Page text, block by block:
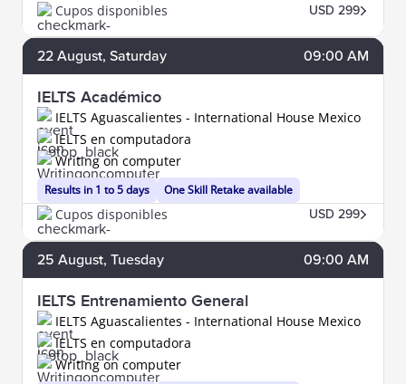
Cupos disponibles USD 299
22 August, Saturday 09:00 AM
IELTS Académico
IELTS Aguascalientes - International House Mexico
Results in 1 to 5 days
IELTS en computadora
Writing on computer
One Skill Retake available
Cupos disponibles USD 299
25 August, Tuesday 09:00 AM
IELTS Entrenamiento General
IELTS Aguascalientes - International House Mexico
IELTS en computadora
Writing on computer